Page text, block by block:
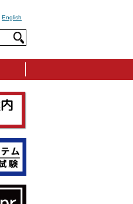
English